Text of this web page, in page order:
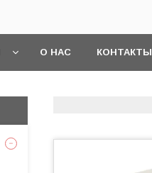
О НАС КОНТАКТЫ